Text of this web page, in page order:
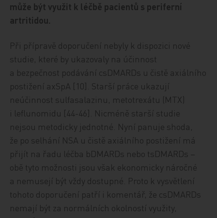
může být využit k léčbě pacientů s periferní
artritidou.
Při přípravě doporučení nebyly k dispozici nové
studie, které by ukazovaly na účinnost
a bezpečnost podávání csDMARDs u čistě axiálního
postižení axSpA [10]. Starší práce ukazují
neúčinnost sulfasalazinu, metotrexátu (MTX)
i leflunomidu [44-46]. Nicméně starší studie
nejsou metodicky jednotné. Nyní panuje shoda,
že po selhání NSA u čistě axiálního postižení má
přijít na řadu léčba bDMARDs nebo tsDMARDs –
obě tyto možnosti jsou však ekonomicky náročné
a nemusejí být vždy dostupné. Proto k vysvětlení
tohoto doporučení patří i komentář, že csDMARDs
nemají být za normálních okolností využity,